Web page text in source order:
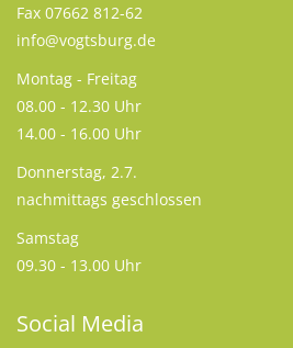
Fax 07662 812-62
info@vogtsburg.de
Montag - Freitag
08.00 - 12.30 Uhr
14.00 - 16.00 Uhr
Donnerstag, 2.7.
nachmittags geschlossen
Samstag
09.30 - 13.00 Uhr
Social Media